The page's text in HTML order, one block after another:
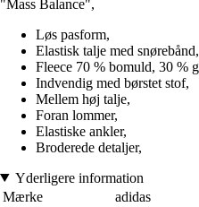
"Mass Balance",
Løs pasform,
Elastisk talje med snørebånd,
Fleece 70 % bomuld, 30 %
Indvendig med børstet stof,
Mellem høj talje,
Foran lommer,
Elastiske ankler,
Broderede detaljer,
Yderligere information
Mærke
adidas